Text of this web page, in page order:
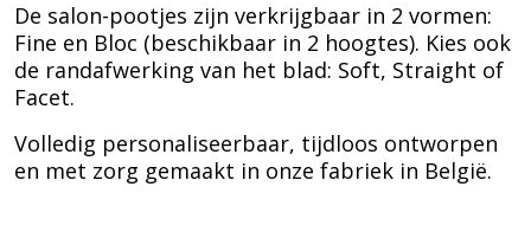
De salon-pootjes zijn verkrijgbaar in 2 vormen:
Fine en Bloc (beschikbaar in 2 hoogtes). Kies ook
de randafwerking van het blad: Soft, Straight of
Facet.
Volledig personaliseerbaar, tijdloos ontworpen
en met zorg gemaakt in onze fabriek in België.